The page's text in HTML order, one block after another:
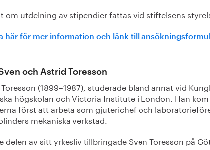
om utdelning av stipendier fattas vid stiftelsens
här för mer information och länk till
och Astrid Toresson
(1899–1987), studerade bland annat vid
högskolan och Victoria Institute i London. Han
först att arbeta som gjuterichef och
mekaniska verkstad.
delen av sitt yrkesliv tillbringade Sven Toresson på